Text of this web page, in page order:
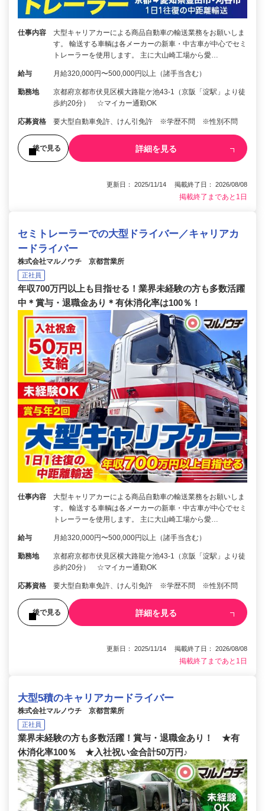
仕事内容
大型キャリアカーによる商品自動車の輸送業務をお願いしま
す。 輸送する車輌は各メーカーの新車・中古車が中心でセミ
トレーラーを使用します。 主に大山崎工場から愛…
給与 月給320,000円〜500,000円以上（諸手当含む）
勤務地
京都府京都市伏見区横大路龍ケ池43-1（京阪「淀駅」より徒
歩約20分） ☆マイカー通勤OK
応募資格 要大型自動車免許、けん引免許 ※学歴不問 ※性別不問
後で見る 詳細を見る
更新日： 2025/11/14 掲載終了日： 2026/08/08
掲載終了まであと1日
セミトレーラーでの大型ドライバー／キャリアカ
ードライバー
株式会社マルノウチ 京都営業所
正社員
年収700万円以上も目指せる！業界未経験の方も多数活躍
中＊賞与・退職金あり＊有休消化率は100％！
仕事内容
大型キャリアカーによる商品自動車の輸送業務をお願いしま
す。 輸送する車輌は各メーカーの新車・中古車が中心でセミ
トレーラーを使用します。 主に大山崎工場から愛…
給与 月給320,000円〜500,000円以上（諸手当含む）
勤務地
京都府京都市伏見区横大路龍ケ池43-1（京阪「淀駅」より徒
歩約20分） ☆マイカー通勤OK
応募資格 要大型自動車免許、けん引免許 ※学歴不問 ※性別不問
後で見る 詳細を見る
更新日： 2025/11/14 掲載終了日： 2026/08/08
掲載終了まであと1日
大型5積のキャリアカードライバー
株式会社マルノウチ 京都営業所
正社員
業界未経験の方も多数活躍！賞与・退職金あり！ ★有
休消化率100％ ★入社祝い金合計50万円♪